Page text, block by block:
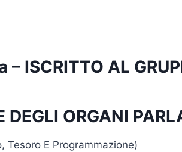
ISCRITTO AL
DEGLI ORGANI
Tesoro E Programmazione)